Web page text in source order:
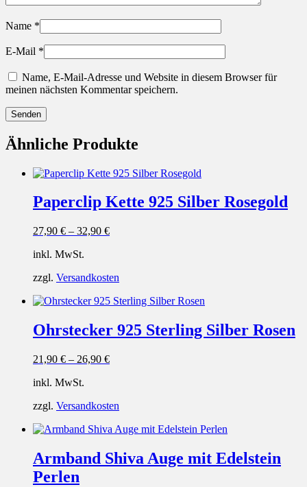
Name *
E-Mail *
Name, E-Mail-Adresse und Website in diesem Browser für
meinen nächsten Kommentar speichern.
Ähnliche Produkte
Paperclip Kette 925 Silber Rosegold
27,90 € – 32,90 €
inkl. MwSt.
zzgl. Versandkosten
Ohrstecker 925 Sterling Silber Rosen
21,90 € – 26,90 €
inkl. MwSt.
zzgl. Versandkosten
Armband Shiva Auge mit Edelstein
Perlen